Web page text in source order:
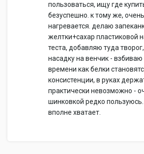
пользоваться, ищу где
безуспешно. к тому же,
нагревается. делаю
желтки+сахар пластиковой
теста, добавляю туда
насадку на венчик - взбиваю
времени как белки
консистенции, в руках
практически невозможно -
шинковкой редко
вполне хватает.